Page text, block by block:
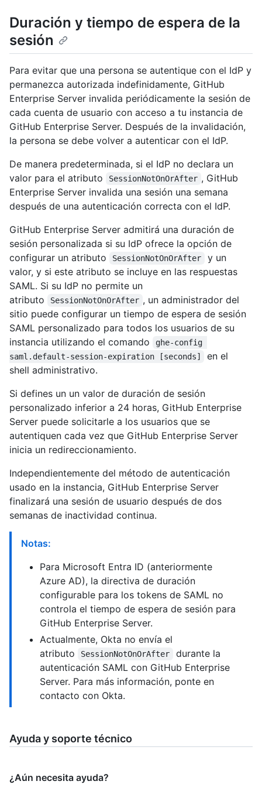
Duración y tiempo de espera de la
sesión
Para evitar que una persona se autentique con el IdP y
permanezca autorizada indefinidamente, GitHub
Enterprise Server invalida periódicamente la sesión de
cada cuenta de usuario con acceso a tu instancia de
GitHub Enterprise Server. Después de la invalidación,
la persona se debe volver a autenticar con el IdP.
De manera predeterminada, si el IdP no declara un
valor para el atributo
SessionNotOnOrAfter , GitHub
Enterprise Server invalida una sesión una semana
después de una autenticación correcta con el IdP.
GitHub Enterprise Server admitirá una duración de
sesión personalizada si su IdP ofrece la opción de
configurar un atributo
SessionNotOnOrAfter
y un
valor, y si este atributo se incluye en las respuestas
SAML. Si su IdP no permite un
atributo
SessionNotOnOrAfter , un administrador del
sitio puede configurar un tiempo de espera de sesión
SAML personalizado para todos los usuarios de su
instancia utilizando el comando
ghe-config
saml.default-session-expiration [seconds]
en el
shell administrativo.
Si defines un un valor de duración de sesión
personalizado inferior a 24 horas, GitHub Enterprise
Server puede solicitarle a los usuarios que se
autentiquen cada vez que GitHub Enterprise Server
inicia un redireccionamiento.
Independientemente del método de autenticación
usado en la instancia, GitHub Enterprise Server
finalizará una sesión de usuario después de dos
semanas de inactividad continua.
Notas:
Para Microsoft Entra ID (anteriormente
Azure AD), la directiva de duración
configurable para los tokens de SAML no
controla el tiempo de espera de sesión para
GitHub Enterprise Server.
Actualmente, Okta no envía el
atributo
SessionNotOnOrAfter
durante la
autenticación SAML con GitHub Enterprise
Server. Para más información, ponte en
contacto con Okta.
Ayuda y soporte técnico
¿Aún necesita ayuda?